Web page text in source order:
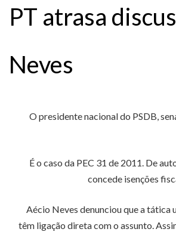
PT atrasa
Neves
O presidente nacional do PSDB,
É o caso da PEC 31 de 2011. De
concede isenções
Aécio Neves denunciou que a tática
têm ligação direta com o assunto.